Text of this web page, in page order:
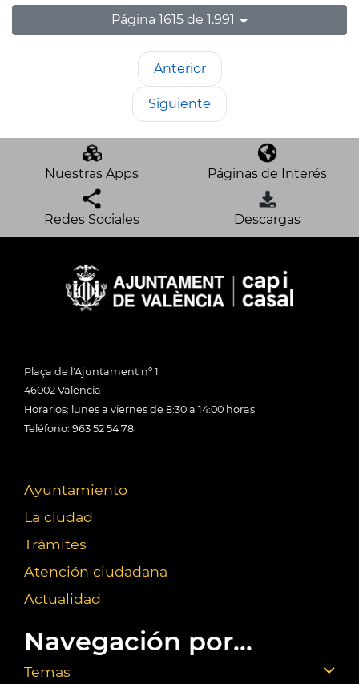
Página 1615 de 1.991
Anterior
Siguiente
Nuestras Apps Páginas de Interés
Redes Sociales Descargas
Plaça de l'Ajuntament nº 1
46002 València
Horarios: lunes a viernes de 8:30 a 14:00 horas
Teléfono: 963 52 54 78
Ayuntamiento
La ciudad
Trámites
Atención ciudadana
Actualidad
Navegación por...
Temas